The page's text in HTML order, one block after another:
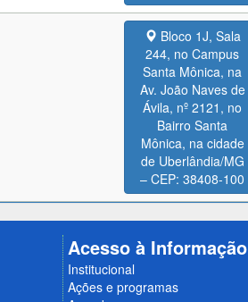
Bloco 1J, Sala
244, no Campus
Santa Mônica, na
Av. João Naves de
Ávila, nº 2121, no
Bairro Santa
Mônica, na cidade
de Uberlândia/MG
– CEP: 38408-100
Acesso à Informação
Institucional
Ações e programas